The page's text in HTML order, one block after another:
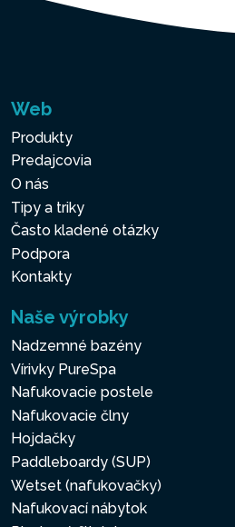
Web
Produkty
Predajcovia
O nás
Tipy a triky
Často kladené otázky
Podpora
Kontakty
Naše výrobky
Nadzemné bazény
Vírivky PureSpa
Nafukovacie postele
Nafukovacie člny
Hojdačky
Paddleboardy (SUP)
Wetset (nafukovačky)
Nafukovací nábytok